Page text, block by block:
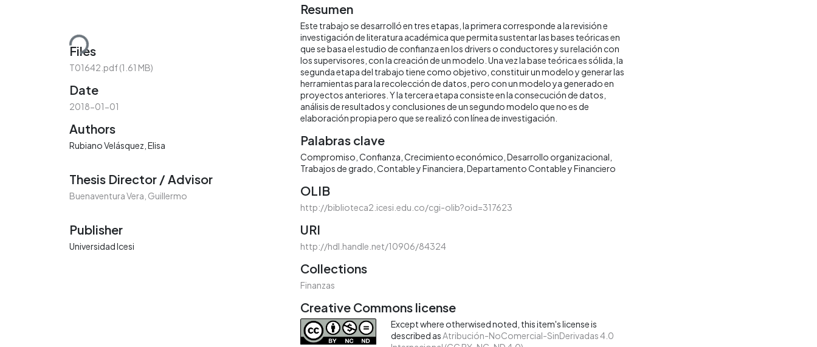
Loading...
Files
T01642.pdf(1.61 MB)
Date
2018-01-01
Authors
Rubiano Velásquez, Elisa
Thesis Director / Advisor
Buenaventura Vera, Guillermo
Publisher
Universidad Icesi
Resumen
Este trabajo se desarrolló en tres etapas, la primera corresponde a la revisión e
investigación de literatura académica que permita sustentar las bases teóricas en
que se basa el estudio de confianza en los drivers o conductores y su relación con
los supervisores, con la creación de un modelo. Una vez la base teórica es sólida, la
segunda etapa del trabajo tiene como objetivo, constituir un modelo y generar las
herramientas para la recolección de datos, pero con un modelo ya generado en
proyectos anteriores. Y la tercera etapa consiste en la consecución de datos,
análisis de resultados y conclusiones de un segundo modelo que no es de
elaboración propia pero que se realizó con línea de investigación.
Palabras clave
Compromiso Confianza Crecimiento económico Desarrollo organizacional
Trabajos de grado Contable y Financiera Departamento Contable y Financiero
OLIB
http://biblioteca2.icesi.edu.co/cgi-olib?oid=317623
URI
http://hdl.handle.net/10906/84324
Collections
Finanzas
Creative Commons license
Except where otherwised noted, this item's license is
described as Atribución-NoComercial-SinDerivadas 4.0